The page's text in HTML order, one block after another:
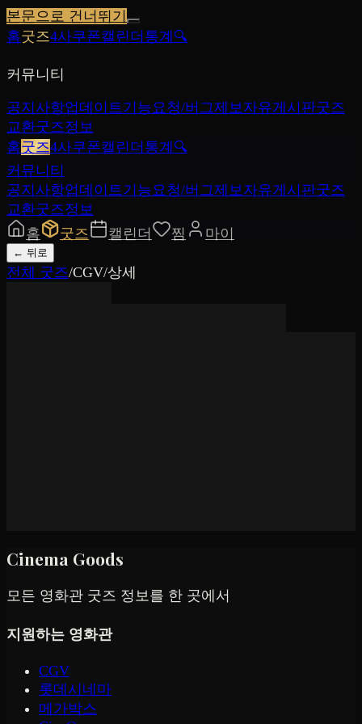
본문으로 건너뛰기
홈굿즈4사쿠폰캘린더 통계 🔍
커뮤니티
공지사항업데이트기능요청/버그제보자유게시판굿즈
교환굿즈정보
홈굿즈4사쿠폰캘린더 통계 🔍
커뮤니티
공지사항업데이트기능요청/버그제보자유게시판굿즈
교환굿즈정보
홈
굿즈 캘린더 찜 마이
← 뒤로
전체 굿즈/CGV/상세
Cinema Goods
모든 영화관 굿즈 정보를 한 곳에서
지원하는 영화관
CGV
롯데시네마
메가박스